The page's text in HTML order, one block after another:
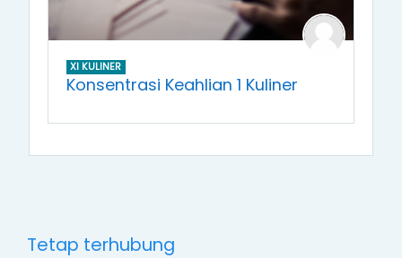
XI KULINER
Konsentrasi Keahlian 1 Kuliner
Tetap terhubung